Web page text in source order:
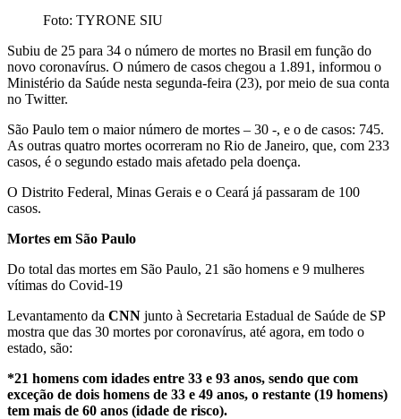
Foto: TYRONE SIU
Subiu de 25 para 34 o número de mortes no Brasil em função do
novo coronavírus. O número de casos chegou a 1.891, informou o
Ministério da Saúde nesta segunda-feira (23), por meio de sua conta
no Twitter.
São Paulo tem o maior número de mortes – 30 -, e o de casos: 745.
As outras quatro mortes ocorreram no Rio de Janeiro, que, com 233
casos, é o segundo estado mais afetado pela doença.
O Distrito Federal, Minas Gerais e o Ceará já passaram de 100
casos.
Mortes em São Paulo
Do total das mortes em São Paulo, 21 são homens e 9 mulheres
vítimas do Covid-19
Levantamento da CNN junto à Secretaria Estadual de Saúde de SP
mostra que das 30 mortes por coronavírus, até agora, em todo o
estado, são:
*21 homens com idades entre 33 e 93 anos, sendo que com
exceção de dois homens de 33 e 49 anos, o restante (19 homens)
tem mais de 60 anos (idade de risco).